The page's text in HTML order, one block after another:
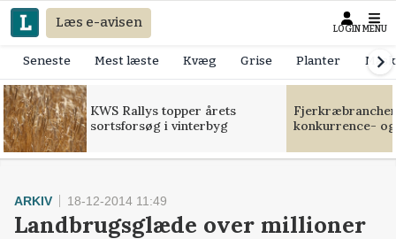
Læs e-avisen LOGIN MENU
Seneste Mest læste Kvæg Grise Planter
KWS Rallys topper årets
sortsforsøg i vinterbyg
konkurrence-
ARKIV 18-12-2014 11:49
Landbrugsglæde over millioner